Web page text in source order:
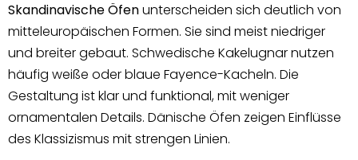
Skandinavische Öfenunterscheiden sich deutlich von
mitteleuropäischen Formen. Sie sind meist niedriger
und breiter gebaut. Schwedische Kakelugnar nutzen
häufig weiße oder blaue Fayence-Kacheln. Die
Gestaltung ist klar und funktional, mit weniger
ornamentalen Details. Dänische Öfen zeigen Einflüsse
des Klassizismus mit strengen Linien.